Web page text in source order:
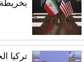
بخريطة
تركيا